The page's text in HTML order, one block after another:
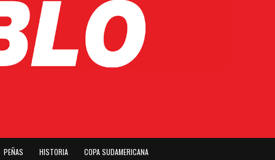
PEÑAS HISTORIA COPA SUDAMERICANA